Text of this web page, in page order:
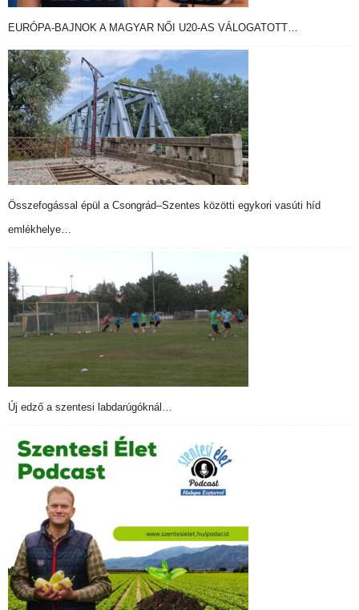
EURÓPA-BAJNOK A MAGYAR NŐI U20-AS VÁLOGATOTT…
Összefogással épül a Csongrád–Szentes közötti egykori vasúti híd
emlékhelye…
Új edző a szentesi labdarúgóknál…